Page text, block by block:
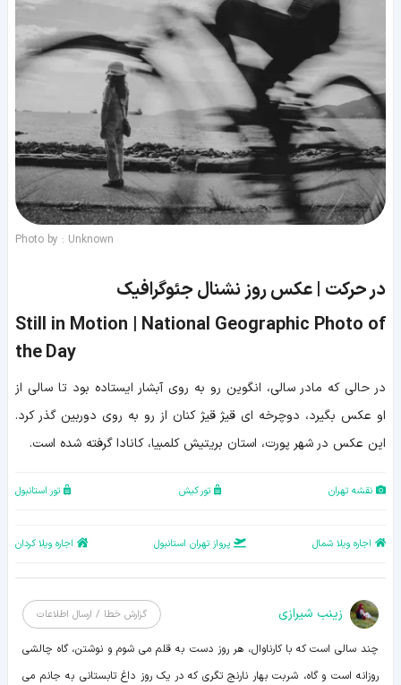
Photo by : Unknown
در حرکت | عکس روز نشنال جئوگرافیک
Still in Motion | National Geographic Photo of
the Day
در حالی که مادر سالی، انگوین رو به روی آبشار ایستاده بود تا سالی از
او عکس بگیرد، دوچرخه ای قیژ قیژ کنان از رو به روی دوربین گذر کرد.
این عکس در شهر پورت، استان بریتیش کلمبیا، کانادا گرفته شده است.
نقشه تهران تور کیش تور استانبول
اجاره ویلا شمال پرواز تهران استانبول اجاره ویلا کردان
زينب شيرازی گزارش خطا / ارسال اطلاعات
چند سالی است که با کارناوال، هر روز دست به قلم می شوم و نوشتن، گاه چالشی
روزانه است و گاه، شربت بهار نارنج تگری که در یک روز داغ تابستانی به جانم می